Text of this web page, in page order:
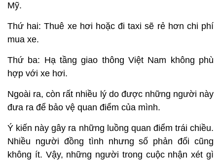
Mỹ.
Thứ hai: Thuê xe hơi hoặc đi taxi sẽ rẻ hơn chi phí
mua xe.
Thứ ba: Hạ tầng giao thông Việt Nam không phù
hợp với xe hơi.
Ngoài ra, còn rất nhiều lý do được những người này
đưa ra để bảo vệ quan điểm của mình.
Ý kiến này gây ra những luồng quan điểm trái chiều.
Nhiều người đồng tình nhưng số phản đối cũng
không ít. Vậy, những người trong cuộc nhận xét gì